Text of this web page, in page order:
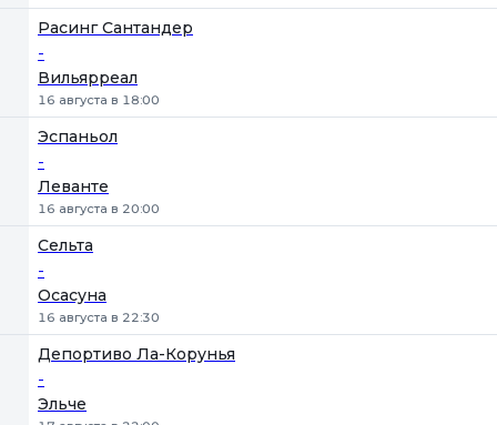
Расинг Сантандер
-
Вильярреал
16 августа в 18:00
Эспаньол
-
Леванте
16 августа в 20:00
Сельта
-
Осасуна
16 августа в 22:30
Депортиво Ла-Корунья
-
Эльче